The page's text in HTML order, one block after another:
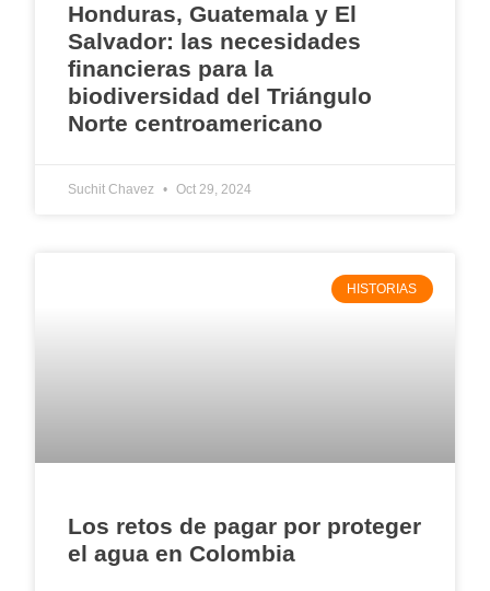
Honduras, Guatemala y El
Salvador: las necesidades
financieras para la
biodiversidad del Triángulo
Norte centroamericano
Suchit Chavez Oct 29, 2024
HISTORIAS
Los retos de pagar por proteger
el agua en Colombia